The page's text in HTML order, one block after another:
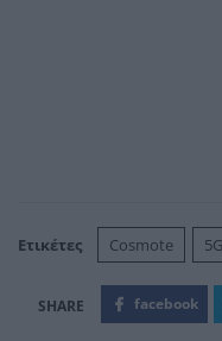
Ετικέτες Cosmote 5G
facebook